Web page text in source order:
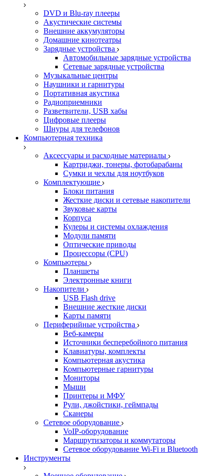
DVD и Blu-ray плееры
Акустические системы
Внешние аккумуляторы
Домашние кинотеатры
Зарядные устройства
Автомобильные зарядные устройства
Сетевые зарядные устройства
Музыкальные центры
Наушники и гарнитуры
Портативная акустика
Радиоприемники
Разветвители, USB хабы
Цифровые плееры
Шнуры для телефонов
Компьютерная техника
Аксессуары и расходные материалы
Картриджи, тонеры, фотобарабаны
Сумки и чехлы для ноутбуков
Комплектующие
Блоки питания
Жесткие диски и сетевые накопители
Звуковые карты
Корпуса
Кулеры и системы охлаждения
Модули памяти
Оптические приводы
Процессоры (CPU)
Компьютеры
Планшеты
Электронные книги
Накопители
USB Flash drive
Внешние жесткие диски
Карты памяти
Периферийные устройства
Веб-камеры
Источники бесперебойного питания
Клавиатуры, комплекты
Компьютерная акустика
Компьютерные гарнитуры
Мониторы
Мыши
Принтеры и МФУ
Рули, джойстики, геймпады
Сканеры
Сетевое оборудование
VoIP-оборудование
Маршрутизаторы и коммутаторы
Сетевое оборудование Wi-Fi и Bluetooth
Инструменты